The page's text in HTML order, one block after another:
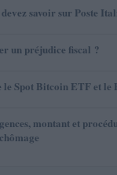
devez savoir sur Poste
un préjudice fiscal ?
le Spot Bitcoin ETF et
montant et